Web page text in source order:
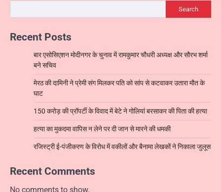
Search
Recent Posts
बार एसोसिएशन मोदीनगर के चुनाव में रामकुमार चौधरी अध्यक्ष और सौरभ शर्मा
बने सचिव
मेरठ की दामिनी ने प्रेमी संग मिलकर पति को सांप से कटवाकर उतारा मौत के
घाट
150 करोड़ की प्रॉपर्टी के विवाद में बेटे ने गोलियां बरसाकर की पिता की हत्या
हत्या का मुकदमा वापिस न लेने पर दी जान से मारने की धमकी
रजिस्ट्री ई-पंजीकरण के विरोध में वकीलों और बैनामा लेखकों ने निकाला जुलूस
Recent Comments
No comments to show.